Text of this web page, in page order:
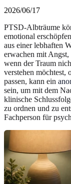
2026/06/17
PTSD-Albträume
emotional
aus einer lebhaften
erwachen mit
wenn der Traum
verstehen möchtest,
passen, kann ein
sein, um mit dem
klinische
zu ordnen und zu
Fachperson für